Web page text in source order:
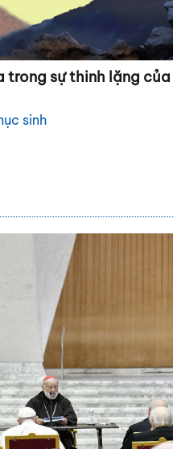
trong sự thinh lặng của
sinh